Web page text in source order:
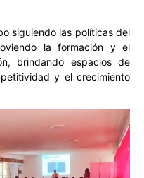
siguiendo las políticas del
la formación y el
brindando espacios de
y el crecimiento